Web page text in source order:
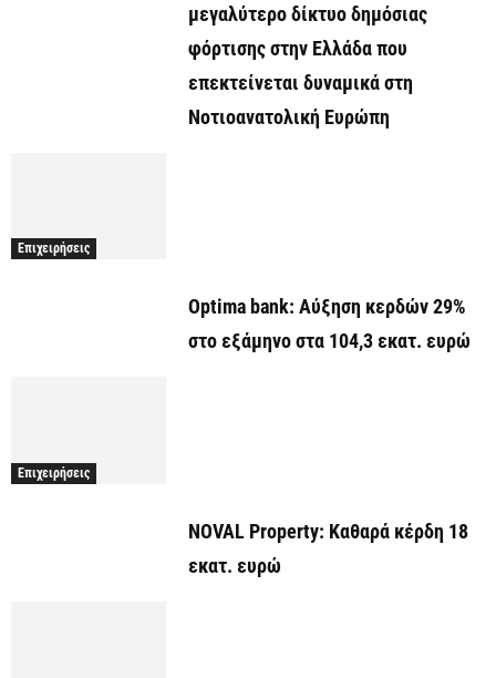
μεγαλύτερο δίκτυο δημόσιας
φόρτισης στην Ελλάδα που
επεκτείνεται δυναμικά στη
Νοτιοανατολική Ευρώπη
Επιχειρήσεις
Optima bank: Aύξηση κερδών 29%
στο εξάμηνο στα 104,3 εκατ. ευρώ
Επιχειρήσεις
NOVAL Property: Καθαρά κέρδη 18
εκατ. ευρώ